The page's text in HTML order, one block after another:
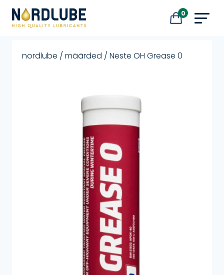
Liigu sisu juurde
0
nordlube / määrded / Neste OH Grease 0